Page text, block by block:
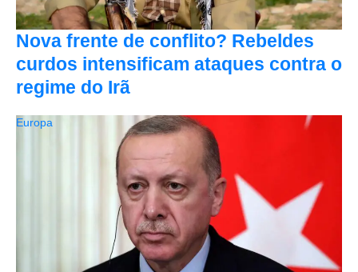
Nova frente de conflito? Rebeldes
curdos intensificam ataques contra o
regime do Irã
Europa